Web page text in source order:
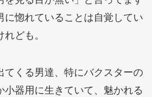
に惚れていることは自覚してい
ども。
てくる男達、特にバクスターの
小器用に生きていて、魅かれる